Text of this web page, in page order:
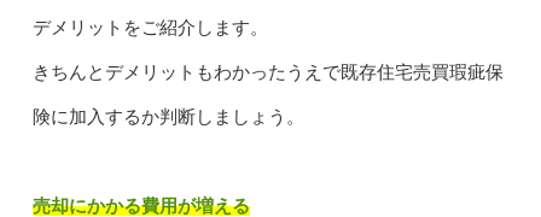
デメリットをご紹介します。
きちんとデメリットもわかったうえで既存住宅売買瑕疵保
険に加入するか判断しましょう。
売却にかかる費用が増える